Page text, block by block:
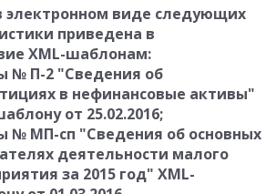
электронном виде следующих
приведена в
XML-шаблонам:
№ П-2 "Сведения об
в нефинансовые активы"
от 25.02.2016;
№ МП-сп "Сведения об основных
деятельности малого
за 2015 год" XML-